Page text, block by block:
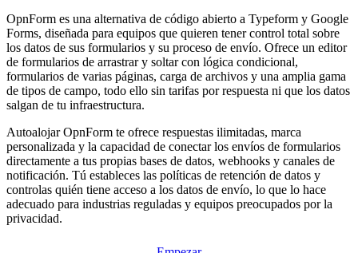
OpnForm es una alternativa de código abierto a Typeform y Google
Forms, diseñada para equipos que quieren tener control total sobre
los datos de sus formularios y su proceso de envío. Ofrece un editor
de formularios de arrastrar y soltar con lógica condicional,
formularios de varias páginas, carga de archivos y una amplia gama
de tipos de campo, todo ello sin tarifas por respuesta ni que los datos
salgan de tu infraestructura.
Autoalojar OpnForm te ofrece respuestas ilimitadas, marca
personalizada y la capacidad de conectar los envíos de formularios
directamente a tus propias bases de datos, webhooks y canales de
notificación. Tú estableces las políticas de retención de datos y
controlas quién tiene acceso a los datos de envío, lo que lo hace
adecuado para industrias reguladas y equipos preocupados por la
privacidad.